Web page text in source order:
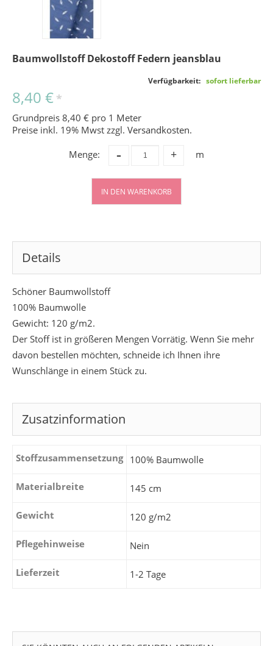
Baumwollstoff Dekostoff Federn jeansblau
Verfügbarkeit: sofort lieferbar
8,40 € *
Grundpreis 8,40 € pro 1 Meter
Preise inkl. 19% Mwst zzgl. Versandkosten.
Menge:
+
- m
IN DEN WARENKORB
Details
Schöner Baumwollstoff
100% Baumwolle
Gewicht: 120 g/m2.
Der Stoff ist in größeren Mengen Vorrätig. Wenn Sie mehr
davon bestellen möchten, schneide ich Ihnen ihre
Wunschlänge in einem Stück zu.
Zusatzinformation
Stoffzusammensetzung 100% Baumwolle
Materialbreite 145 cm
Gewicht 120 g/m2
Pflegehinweise Nein
Lieferzeit 1-2 Tage